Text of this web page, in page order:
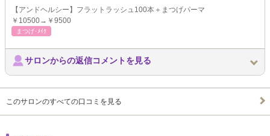
【アンドヘルシー】フラットラッシュ100本＋まつげパーマ
￥10500→￥9500
まつげ･ﾒｲｸ
サロンからの返信コメントを見る
このサロンのすべての口コミを見る